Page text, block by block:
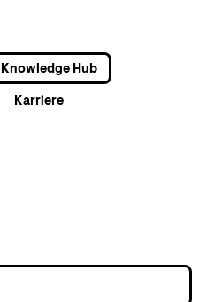
Knowledge Hub
Karriere